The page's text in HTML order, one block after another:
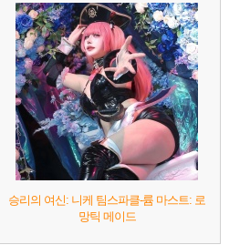
승리의 여신: 니케 팀스파클-륨 마스트: 로
망틱 메이드